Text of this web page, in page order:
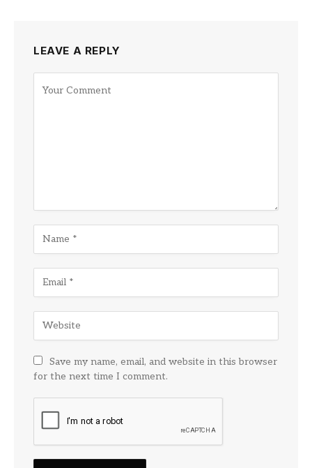
LEAVE A REPLY
Save my name, email, and website in this browser
for the next time I comment.